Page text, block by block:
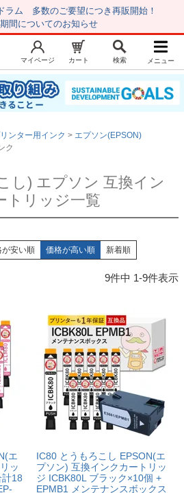
ラム 多数のご要望につき再販開始！
間についてのお知らせ
マイページ
お気に入り
レビュー履歴
マイページ カート 検索 メニュー
ンター用インク
エプソン(EPSON)
ク
し) エプソン 互換イン
トリッジ一覧
が安い順 価格が高い順 新着順
9件中 1-9件表示
エ
ッ
18
IC80 とうもろこし EPSON(エ
プソン) 互換インクカートリッ
ジ ICBK80L ブラック×10個 +
EPMB1 メンテナンスボックス